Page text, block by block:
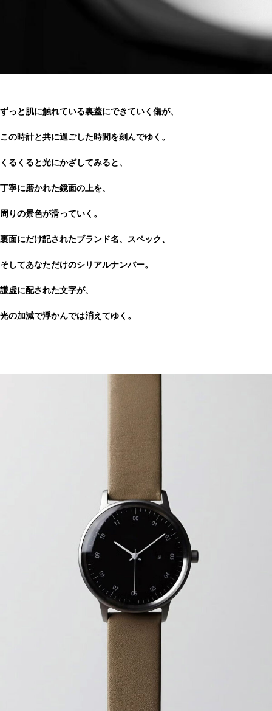
ずっと肌に触れている裏蓋にできていく傷が、
この時計と共に過ごした時間を刻んでゆく。
くるくると光にかざしてみると、
丁寧に磨かれた鏡面の上を、
周りの景色が滑っていく。
裏面にだけ記されたブランド名、スペック、
そしてあなただけのシリアルナンバー。
謙虚に配された文字が、
光の加減で浮かんでは消えてゆく。